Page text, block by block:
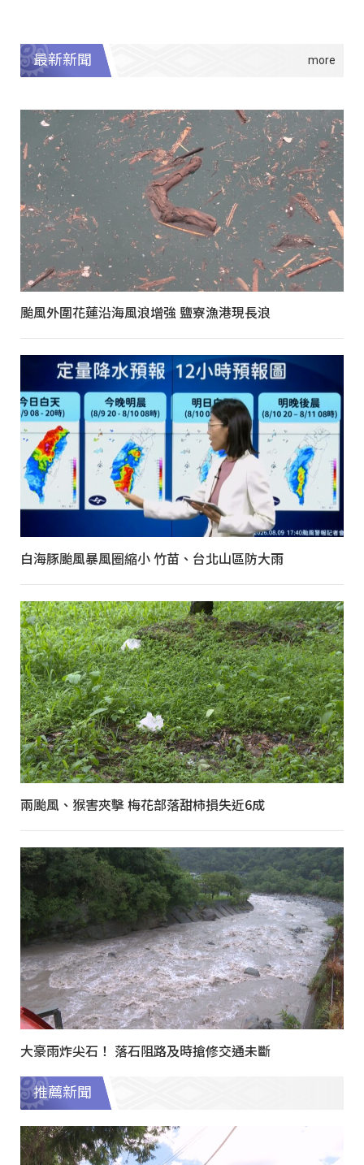
最新新聞
颱風外圍花蓮沿海風浪增強 鹽寮漁港現長浪
白海豚颱風暴風圈縮小 竹苗、台北山區防大雨
兩颱風、猴害夾擊 梅花部落甜柿損失近6成
大豪雨炸尖石！ 落石阻路及時搶修交通未斷
推薦新聞